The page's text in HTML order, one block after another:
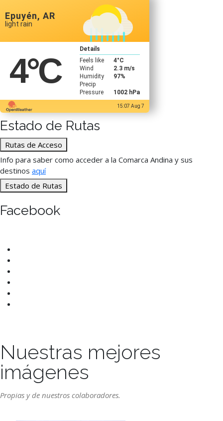
Epuyén, AR
light rain
4°C
Details
Feels like
4°C
Wind
2.3 m/s
Humidity
97%
Precip
Pressure
1002 hPa
15:07 Aug 7
Estado de Rutas
Rutas de Acceso
Info para saber como acceder a la Comarca Andina y sus
destinos aquí
Estado de Rutas
Facebook
Nuestras mejores
imágenes
Propias y de nuestros colaboradores.